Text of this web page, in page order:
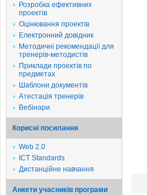
Розробка ефективних
проектів
Оцінювання проектів
Електронний довідник
Методичні рекомендації для
тренерів-методистів
Приклади проектів по
предметах
Шаблони документів
Атестація тренерів
Вебінари
Корисні посилання
Web 2.0
ICT Standards
Дистанційне навчання
Анкети учасників програми